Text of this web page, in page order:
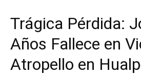
Trágica Pérdida:
Años Fallece en
Atropello en